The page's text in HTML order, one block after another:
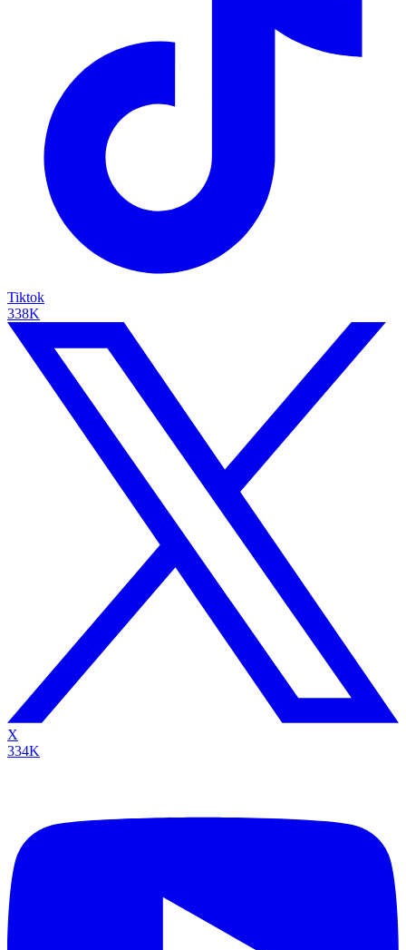
Tiktok
338K
X
334K